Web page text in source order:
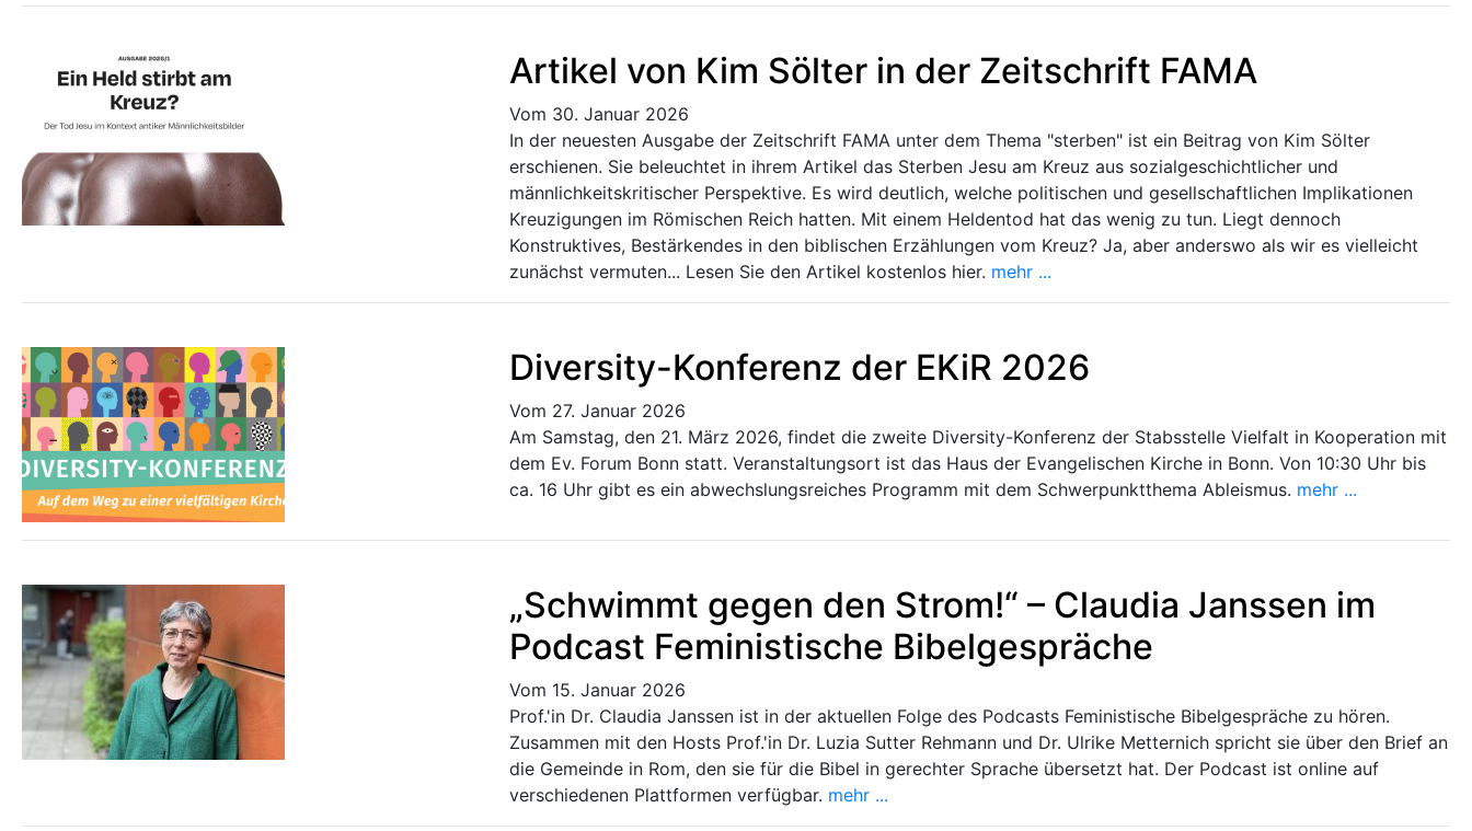
Artikel von Kim Sölter in der Zeitschrift FAMA
Vom 30. Januar 2026
In der neuesten Ausgabe der Zeitschrift FAMA unter dem Thema "sterben" ist ein Beitrag von Kim Sölter
erschienen. Sie beleuchtet in ihrem Artikel das Sterben Jesu am Kreuz aus sozialgeschichtlicher und
männlichkeitskritischer Perspektive. Es wird deutlich, welche politischen und gesellschaftlichen Implikationen
Kreuzigungen im Römischen Reich hatten. Mit einem Heldentod hat das wenig zu tun. Liegt dennoch
Konstruktives, Bestärkendes in den biblischen Erzählungen vom Kreuz? Ja, aber anderswo als wir es vielleicht
zunächst vermuten... Lesen Sie den Artikel kostenlos hier. mehr ...
Diversity-Konferenz der EKiR 2026
Vom 27. Januar 2026
Am Samstag, den 21. März 2026, findet die zweite Diversity-Konferenz der Stabsstelle Vielfalt in Kooperation mit
dem Ev. Forum Bonn statt. Veranstaltungsort ist das Haus der Evangelischen Kirche in Bonn. Von 10:30 Uhr bis
ca. 16 Uhr gibt es ein abwechslungsreiches Programm mit dem Schwerpunktthema Ableismus. mehr ...
„Schwimmt gegen den Strom!“ – Claudia Janssen im
Podcast Feministische Bibelgespräche
Vom 15. Januar 2026
Prof.'in Dr. Claudia Janssen ist in der aktuellen Folge des Podcasts Feministische Bibelgespräche zu hören.
Zusammen mit den Hosts Prof.'in Dr. Luzia Sutter Rehmann und Dr. Ulrike Metternich spricht sie über den Brief an
die Gemeinde in Rom, den sie für die Bibel in gerechter Sprache übersetzt hat. Der Podcast ist online auf
verschiedenen Plattformen verfügbar. mehr ...